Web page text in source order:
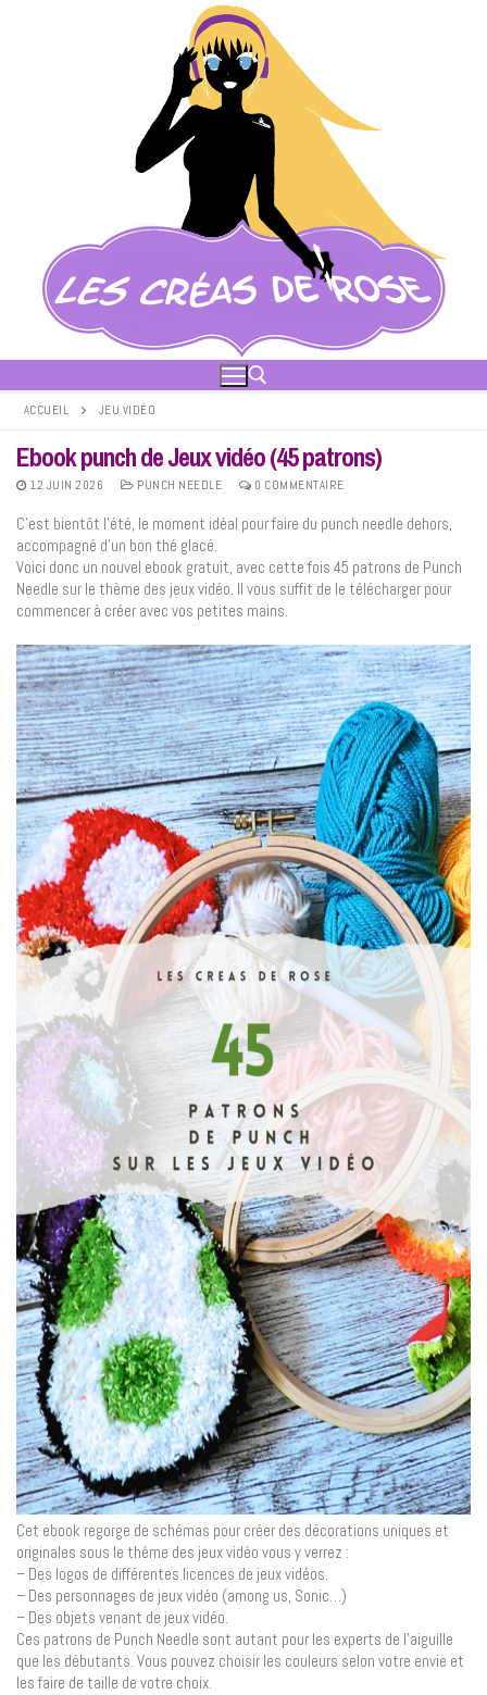
Rechercher :
ACCUEIL JEU VIDÉO
Ebook punch de Jeux vidéo (45 patrons)
12 JUIN 2026 PUNCH NEEDLE 0 COMMENTAIRE
C’est bientôt l’été, le moment idéal pour faire du punch needle dehors,
accompagné d’un bon thé glacé.
Voici donc un nouvel ebook gratuit, avec cette fois 45 patrons de Punch
Needle sur le thème des jeux vidéo. Il vous suffit de le télécharger pour
commencer à créer avec vos petites mains.
Cet ebook regorge de schémas pour créer des décorations uniques et
originales sous le thème des jeux vidéo vous y verrez :
– Des logos de différentes licences de jeux vidéos.
– Des personnages de jeux vidéo (among us, Sonic…)
– Des objets venant de jeux vidéo.
Ces patrons de Punch Needle sont autant pour les experts de l’aiguille
que les débutants. Vous pouvez choisir les couleurs selon votre envie et
les faire de taille de votre choix.